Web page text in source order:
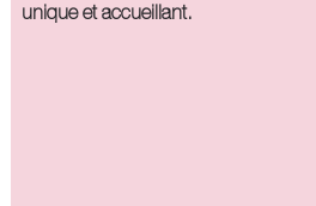
unique et accueillant.